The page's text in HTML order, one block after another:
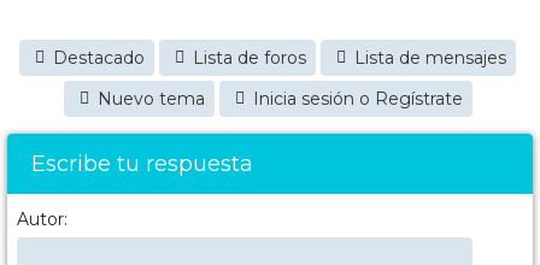
Destacado Lista de foros
Lista de mensajes
Nuevo tema
Inicia sesión o Regístrate
Escribe tu respuesta
Autor: